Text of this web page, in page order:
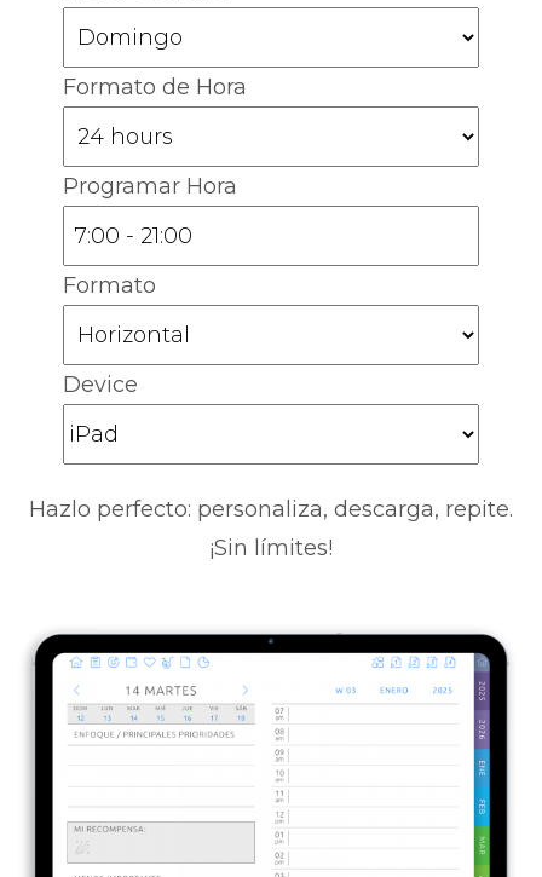
Formato de Hora
Programar Hora
Formato
Device
Hazlo perfecto: personaliza, descarga, repite.
¡Sin límites!